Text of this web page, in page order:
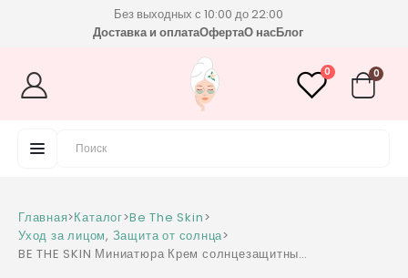
Без выходных с 10:00 до 22:00
Доставка и оплатаОфертаО насБлог
0 0
Главная>Каталог>Be The Skin>
Уход за лицом, Защита от солнца>
BE THE SKIN Миниатюра Крем солнцезащитный